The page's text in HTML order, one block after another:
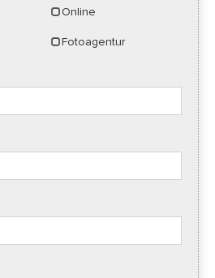
Online
Fotoagentur